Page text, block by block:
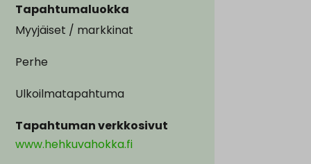
Tapahtumaluokka
Myyjäiset / markkinat
Perhe
Ulkoilmatapahtuma
Tapahtuman verkkosivut
www.hehkuvahokka.fi